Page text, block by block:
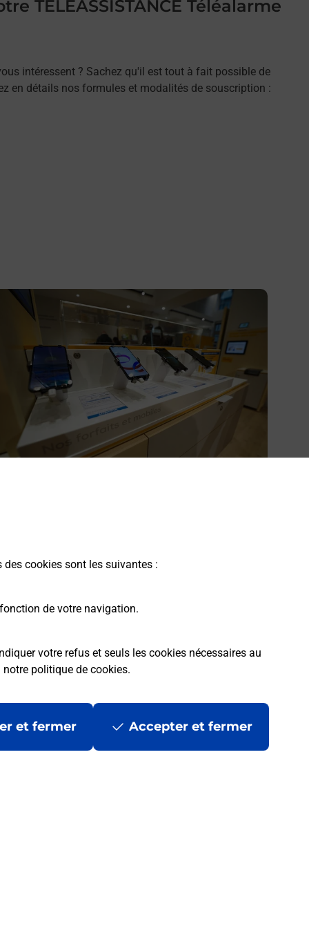
cookies sont les suivantes :
de votre navigation.
votre refus et seuls les cookies nécessaires au
notre politique de cookies.
et fermer Accepter et fermer
TELEASSISTANCE Téléalarme
intéressent ? Sachez qu'il est tout à fait possible de
en détails nos formules et modalités de souscription :
savoir plus
?